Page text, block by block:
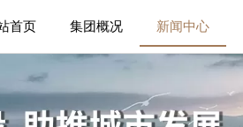
首页 集团概况 新闻中心